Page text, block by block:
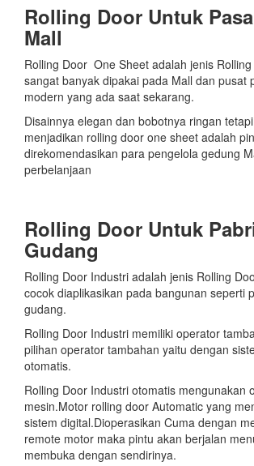
Rolling Door Untuk
Mall
Rolling Door One Sheet adalah jenis
sangat banyak dipakai pada Mall dan pusat
modern yang ada saat sekarang.
Disainnya elegan dan bobotnya ringan
menjadikan rolling door one sheet adalah
direkomendasikan para pengelola gedung
perbelanjaan
Rolling Door Untuk
Gudang
Rolling Door Industri adalah jenis Rolling
cocok diaplikasikan pada bangunan seperti
gudang.
Rolling Door Industri memiliki operator
pilihan operator tambahan yaitu dengan
otomatis.
Rolling Door Industri otomatis mengunakan
mesin.Motor rolling door Automatic yang
sistem digital.Dioperasikan Cuma dengan
remote motor maka pintu akan berjalan
membuka dengan sendirinya.